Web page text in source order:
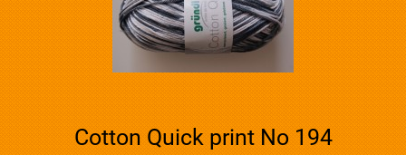
Cotton Quick print No 194